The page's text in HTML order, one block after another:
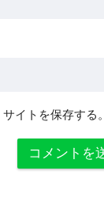
イトを保存する。